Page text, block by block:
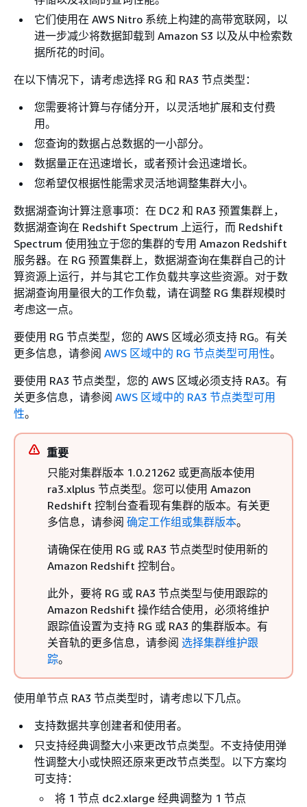
它们使用在 AWS Nitro 系统上构建的高带宽联网，以
进一步减少将数据卸载到 Amazon S3 以及从中检索数
据所花的时间。
在以下情况下，请考虑选择 RG 和 RA3 节点类型：
您需要将计算与存储分开，以灵活地扩展和支付费
用。
您查询的数据占总数据的一小部分。
数据量正在迅速增长，或者预计会迅速增长。
您希望仅根据性能需求灵活地调整集群大小。
数据湖查询计算注意事项：在 DC2 和 RA3 预置集群上，
数据湖查询在 Redshift Spectrum 上运行，而 Redshift
Spectrum 使用独立于您的集群的专用 Amazon Redshift
服务器。在 RG 预置集群上，数据湖查询在集群自己的计
算资源上运行，并与其它工作负载共享这些资源。对于数
据湖查询用量很大的工作负载，请在调整 RG 集群规模时
考虑这一点。
要使用 RG 节点类型，您的 AWS 区域必须支持 RG。有关
更多信息，请参阅 AWS 区域中的 RG 节点类型可用性。
要使用 RA3 节点类型，您的 AWS 区域必须支持 RA3。有
关更多信息，请参阅 AWS 区域中的 RA3 节点类型可用
性。
重要
只能对集群版本 1.0.21262 或更高版本使用
ra3.xlplus 节点类型。您可以使用 Amazon
Redshift 控制台查看现有集群的版本。有关更
多信息，请参阅 确定工作组或集群版本。
请确保在使用 RG 或 RA3 节点类型时使用新的
Amazon Redshift 控制台。
此外，要将 RG 或 RA3 节点类型与使用跟踪的
Amazon Redshift 操作结合使用，必须将维护
跟踪值设置为支持 RG 或 RA3 的集群版本。有
关音轨的更多信息，请参阅 选择集群维护跟
踪。
使用单节点 RA3 节点类型时，请考虑以下几点。
支持数据共享创建者和使用者。
只支持经典调整大小来更改节点类型。不支持使用弹
性调整大小或快照还原来更改节点类型。以下方案均
可支持：
将 1 节点 dc2.xlarge 经典调整为 1 节点